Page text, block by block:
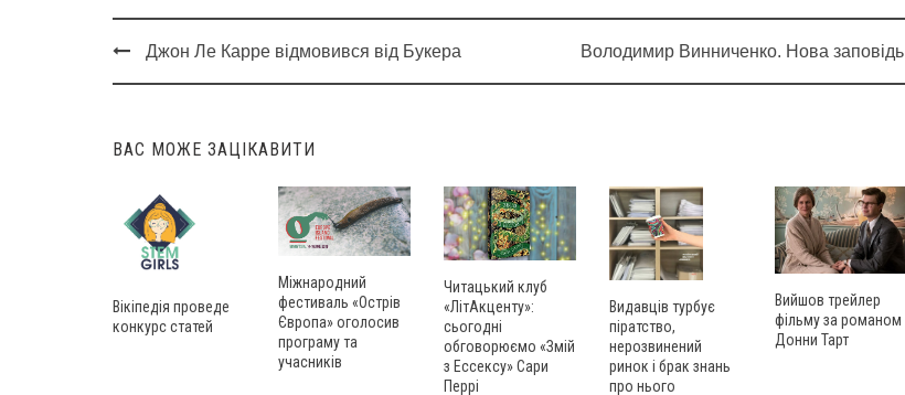
Post
Джон Ле Карре відмовився від Букера Володимир Винниченко. Нова заповідь
ВАС МОЖЕ ЗАЦІКАВИТИ
Вікіпедія проведе
конкурс статей
Міжнародний
фестиваль «Острів
Європа» оголосив
програму та
учасників
Читацький клуб
«ЛітАкценту»:
сьогодні
обговорюємо «Змій
з Ессексу» Сари
Перрі
Видавців турбує
піратство,
нерозвинений
ринок і брак знань
про нього
Вийшов трейлер
фільму за романом
Донни Тарт